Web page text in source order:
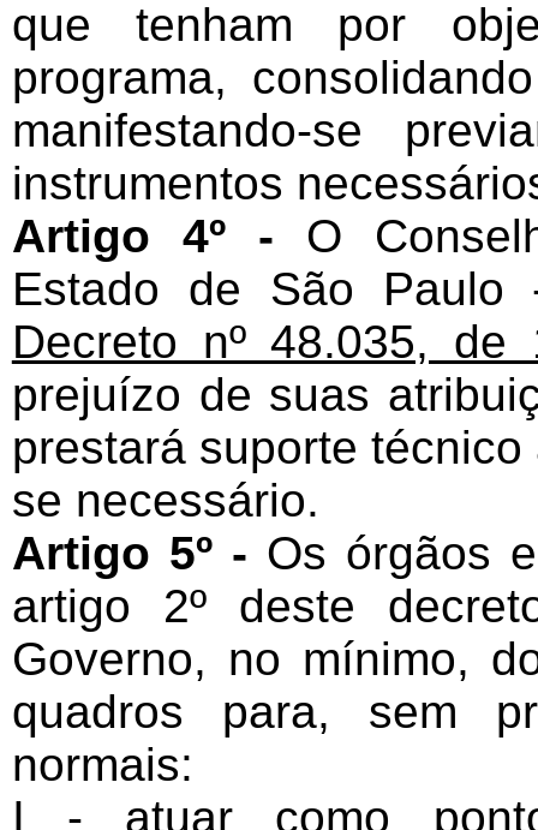
que tenham por
programa,
manifestando-se
instrumentos
Artigo 4º - O
Estado de São Paulo
Decreto nº 48.035,
prejuízo de suas
prestará suporte
se necessário.
Artigo 5º - Os órgãos
artigo 2º deste
Governo, no mínimo,
quadros para, sem
normais:
I - atuar como